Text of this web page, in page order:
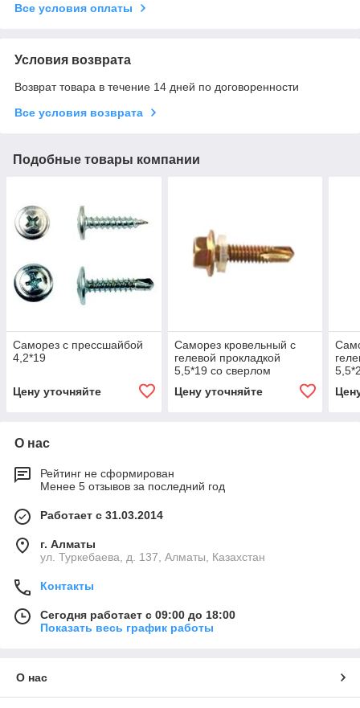
Все условия оплаты
Условия возврата
Возврат товара в течение 14 дней по договоренности
Все условия возврата
Подобные товары компании
Саморез с прессшайбой
4,2*19
Цену уточняйте
Саморез кровельный с
гелевой прокладкой
5,5*19 со сверлом
Цену уточняйте
О нас
Рейтинг не сформирован
Менее 5 отзывов за последний год
Работает с 31.03.2014
г. Алматы
ул. Туркебаева, д. 137, Алматы, Казахстан
Контакты
Сегодня работает с 09:00 до 18:00
Показать весь график работы
О нас